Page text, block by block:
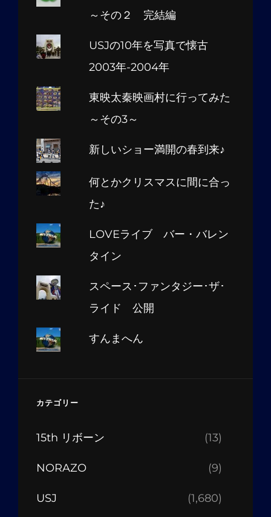
～その２ 完結編
USJの10年を写真で懐古
2003年-2004年
東映太秦映画村に行ってみた
～その3～
新しいショー満開の春到来♪
何とかクリスマスに間に合っ
た♪
LOVEライブ バー・バレン
タイン
スペース･ファンタジー･ザ･
ライド 公開
すんまへん
カテゴリー
15th リボーン (13)
NORAZO (9)
USJ (1,680)